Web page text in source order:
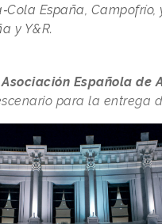
España, Campofrío,
y Y&R.
Asociación Española de
para la entrega